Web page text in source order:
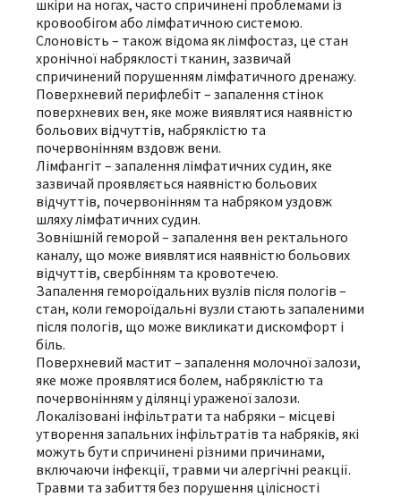
шкіри на ногах, часто спричинені проблемами із
кровообігом або лімфатичною системою.
Слоновість – також відома як лімфостаз, це стан
хронічної набряклості тканин, зазвичай
спричинений порушенням лімфатичного дренажу.
Поверхневий перифлебіт – запалення стінок
поверхневих вен, яке може виявлятися наявністю
больових відчуттів, набряклістю та
почервонінням вздовж вени.
Лімфангіт – запалення лімфатичних судин, яке
зазвичай проявляється наявністю больових
відчуттів, почервонінням та набряком уздовж
шляху лімфатичних судин.
Зовнішній геморой – запалення вен ректального
каналу, що може виявлятися наявністю больових
відчуттів, свербінням та кровотечею.
Запалення гемороїдальних вузлів після пологів –
стан, коли гемороїдальні вузли стають запаленими
після пологів, що може викликати дискомфорт і
біль.
Поверхневий мастит – запалення молочної залози,
яке може проявлятися болем, набряклістю та
почервонінням у ділянці ураженої залози.
Локалізовані інфільтрати та набряки – місцеві
утворення запальних інфільтратів та набряків, які
можуть бути спричинені різними причинами,
включаючи інфекції, травми чи алергічні реакції.
Травми та забиття без порушення цілісності